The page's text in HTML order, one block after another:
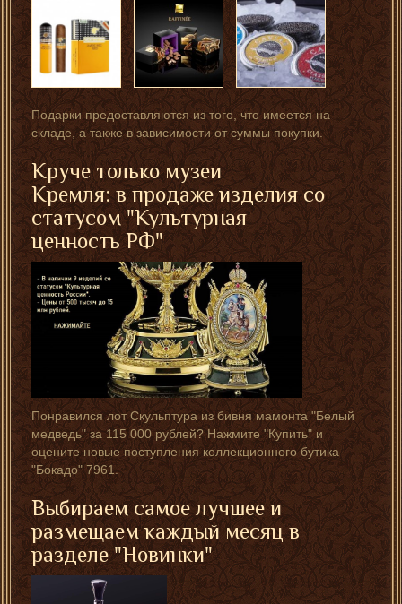
Подарки предоставляются из того, что имеется на
складе, а также в зависимости от суммы покупки.
Круче только музеи
Кремля: в продаже изделия со
статусом "Культурная
ценность РФ"
Понравился лот Скульптура из бивня мамонта "Белый
медведь" за 115 000 рублей? Нажмите "Купить" и
оцените новые поступления коллекционного бутика
"Бокадо" 7961.
Выбираем самое лучшее и
размещаем каждый месяц в
разделе "Новинки"